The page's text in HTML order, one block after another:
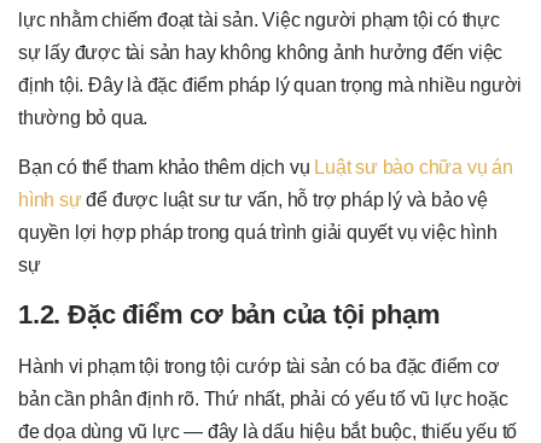
lực nhằm chiếm đoạt tài sản. Việc người phạm tội có thực
sự lấy được tài sản hay không không ảnh hưởng đến việc
định tội. Đây là đặc điểm pháp lý quan trọng mà nhiều người
thường bỏ qua.
Bạn có thể tham khảo thêm dịch vụ Luật sư bào chữa vụ án
hình sựđể được luật sư tư vấn, hỗ trợ pháp lý và bảo vệ
quyền lợi hợp pháp trong quá trình giải quyết vụ việc hình
sự
1.2. Đặc điểm cơ bản của tội phạm
Hành vi phạm tội trong tội cướp tài sản có ba đặc điểm cơ
bản cần phân định rõ. Thứ nhất, phải có yếu tố vũ lực hoặc
đe dọa dùng vũ lực — đây là dấu hiệu bắt buộc, thiếu yếu tố